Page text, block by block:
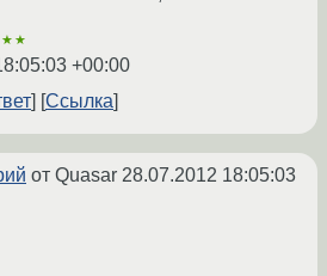
+00:00
Ссылка
от Quasar 28.07.2012 18:05:03